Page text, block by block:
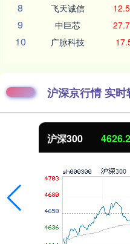
8 飞天诚信
9 中巨芯
10 广脉科技
沪深京行情 实时